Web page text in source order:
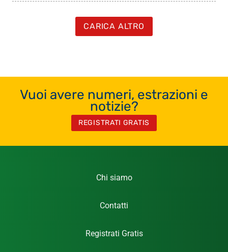
CARICA ALTRO
Vuoi avere numeri, estrazioni e
notizie?
REGISTRATI GRATIS
Chi siamo
Contatti
Registrati Gratis